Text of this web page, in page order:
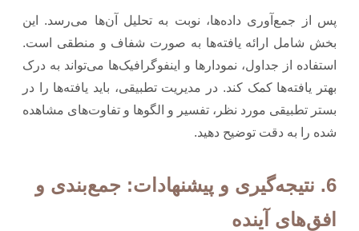
پس از جمع‌آوری داده‌ها، نوبت به تحلیل آن‌ها می‌رسد. این
بخش شامل ارائه یافته‌ها به صورت شفاف و منطقی است.
استفاده از جداول، نمودارها و اینفوگرافیک‌ها می‌تواند به درک
بهتر یافته‌ها کمک کند. در مدیریت تطبیقی، باید یافته‌ها را در
بستر تطبیقی مورد نظر، تفسیر و الگوها و تفاوت‌های مشاهده
شده را به دقت توضیح دهید.
6. نتیجه‌گیری و پیشنهادات: جمع‌بندی و
افق‌های آینده